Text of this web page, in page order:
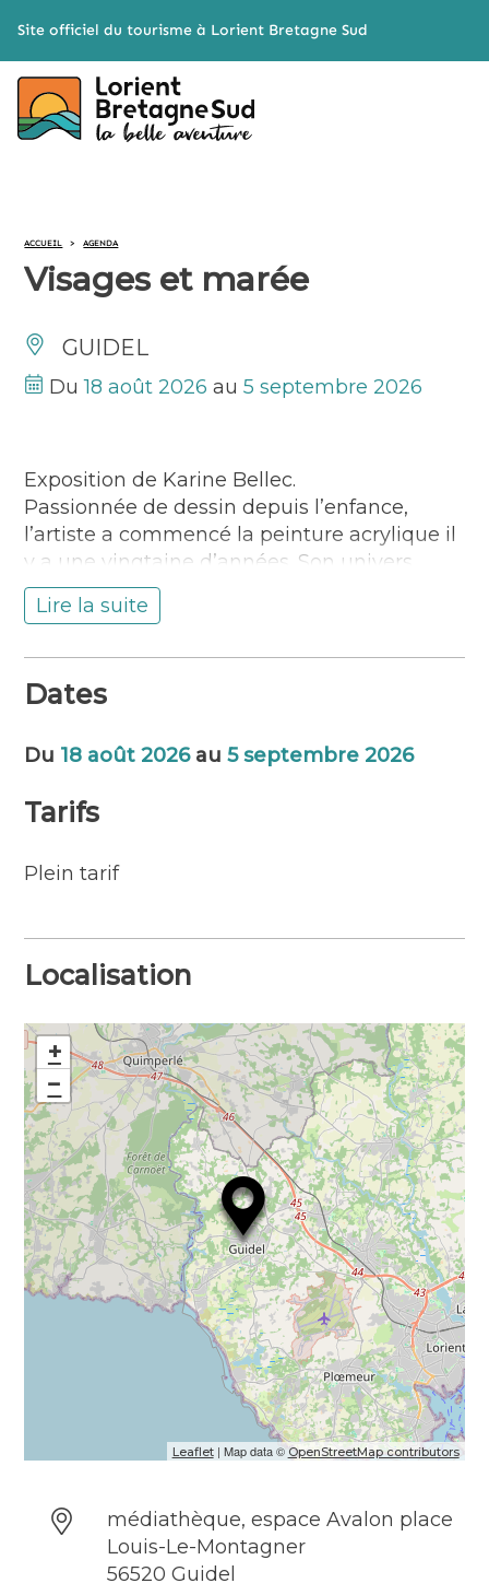
Site officiel du tourisme à Lorient Bretagne Sud
ACCUEIL > AGENDA
Visages et marée
GUIDEL
Du18 août 2026 au5 septembre 2026
Exposition de Karine Bellec.
Passionnée de dessin depuis l’enfance,
l’artiste a commencé la peinture acrylique il
y a une vingtaine d’années. Son univers
artistique se partage aujourd’hui entre
portraits féminins, paysages marins, fonds
Lire la suite
Dates
Du 18 août 2026au5 septembre 2026
Tarifs
Plein tarif
Localisation
+
−
Leaflet| Map data © OpenStreetMap contributors
médiathèque, espace Avalon place
Louis-Le-Montagner
56520 Guidel